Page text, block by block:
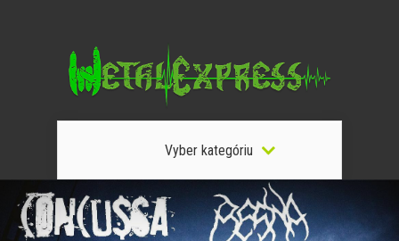
Vyber kategóriu